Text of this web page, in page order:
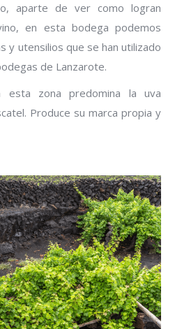
aparte de ver como logran
en esta bodega podemos
y utensilios que se han utilizado
de Lanzarote.
esta zona predomina la uva
Produce su marca propia y